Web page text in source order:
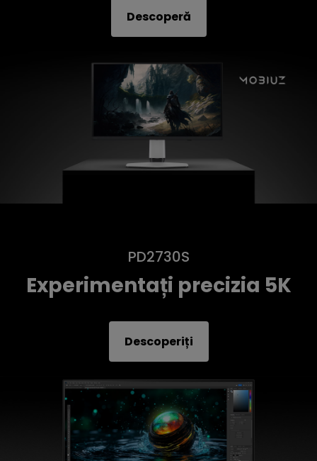
Descoperă
PD2730S
Experimentați precizia 5K
Descoperiți